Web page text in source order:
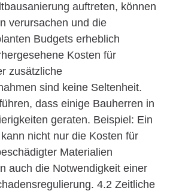
auftreten, können
verursachen und die
Budgets erheblich
Kosten für
zusätzliche
sind keine Seltenheit.
dass einige Bauherren in
geraten. Beispiel: Ein
nicht nur die Kosten für
Materialien
auch die Notwendigkeit einer
4.2 Zeitliche